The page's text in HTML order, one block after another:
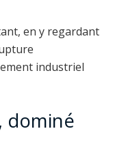
en y regardant
industriel
dominé